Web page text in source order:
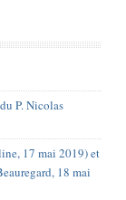
P. Nicolas
17 mai 2019) et
18 mai